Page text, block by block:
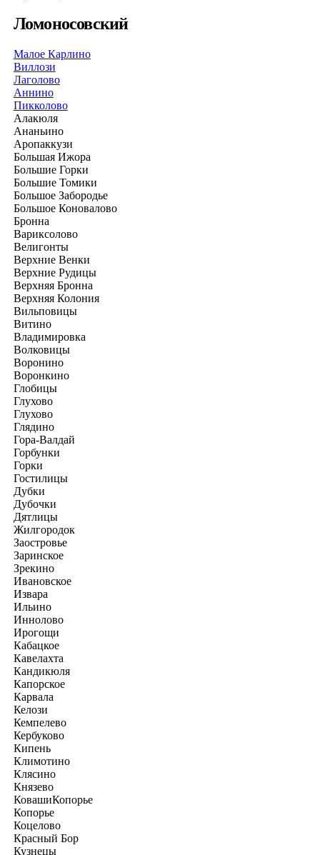
Ломоносовский
Малое Карлино
Виллози
Лаголово
Аннино
Пикколово
Алакюля
Ананьино
Аропаккузи
Большая Ижора
Большие Горки
Большие Томики
Большое Забородье
Большое Коновалово
Бронна
Вариксолово
Велигонты
Верхние Венки
Верхние Рудицы
Верхняя Бронна
Верхняя Колония
Вильповицы
Витино
Владимировка
Волковицы
Воронино
Воронкино
Глобицы
Глухово
Глухово
Глядино
Гора-Валдай
Горбунки
Горки
Гостилицы
Дубки
Дубочки
Дятлицы
Жилгородок
Заостровье
Заринское
Зрекино
Ивановское
Извара
Ильино
Иннолово
Ирогощи
Кабацкое
Кавелахта
Кандикюля
Капорское
Карвала
Келози
Кемпелево
Кербуково
Кипень
Климотино
Клясино
Князево
КовашиКопорье
Копорье
Коцелово
Красный Бор
Кузнецы